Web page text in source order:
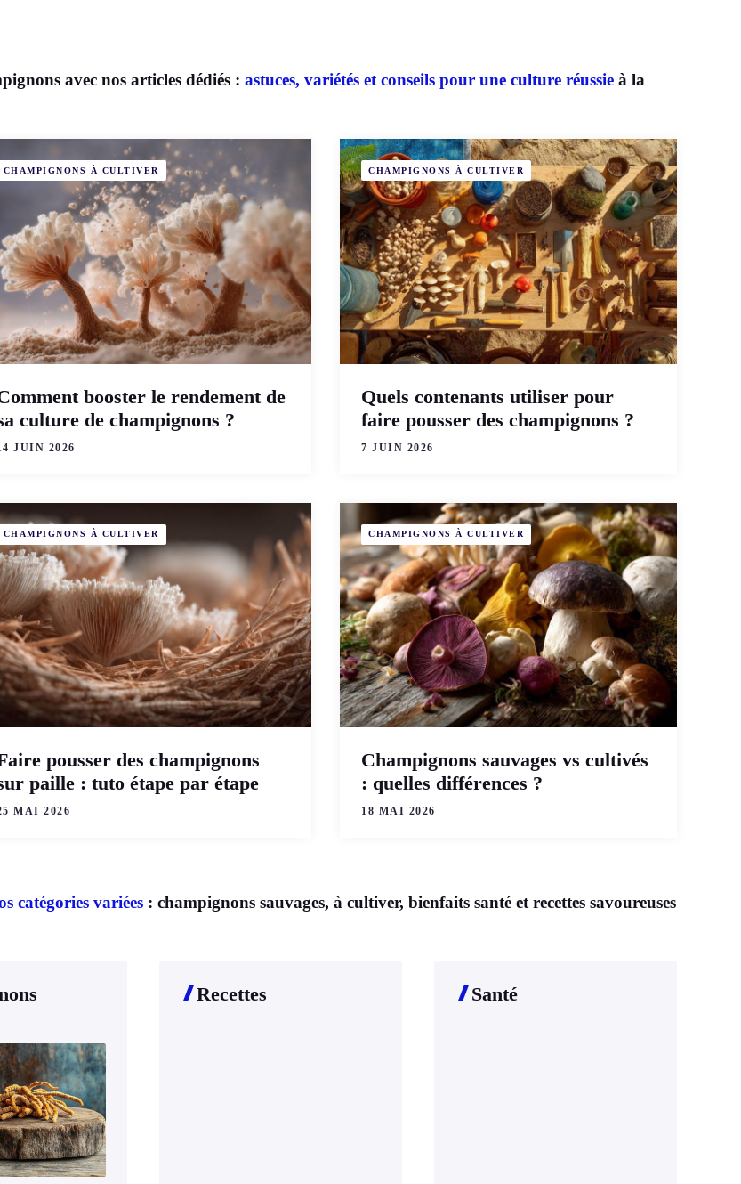
avec nos articles dédiés : astuces, variétés et conseils pour une culture réussie à la
CHAMPIGNONS À CULTIVER
booster le rendement de
culture de champignons ?
JUIN 2026
CHAMPIGNONS À CULTIVER
Quels contenants utiliser pour
faire pousser des champignons ?
7 JUIN 2026
CHAMPIGNONS À CULTIVER
pousser des champignons
paille : tuto étape par étape
MAI 2026
CHAMPIGNONS À CULTIVER
Champignons sauvages vs cultivés
: quelles différences ?
18 MAI 2026
catégories variées : champignons sauvages, à cultiver, bienfaits santé et recettes savoureuses
Recettes Santé